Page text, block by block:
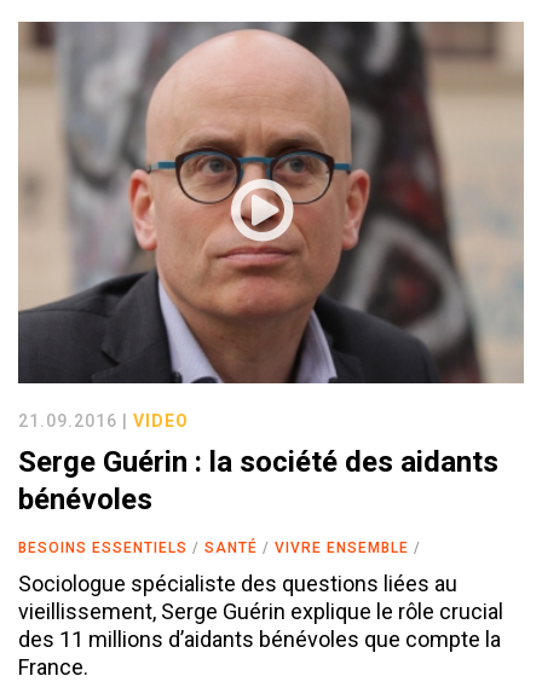
21.09.2016 | VIDEO
Serge Guérin : la société des aidants
bénévoles
BESOINS ESSENTIELS SANTÉ VIVRE ENSEMBLE
Sociologue spécialiste des questions liées au
vieillissement, Serge Guérin explique le rôle crucial
des 11 millions d’aidants bénévoles que compte la
France.